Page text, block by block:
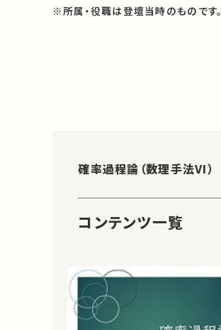
※所属・役職は登壇当時のものです。
確率過程論（数理手法VI）
コンテンツ一覧